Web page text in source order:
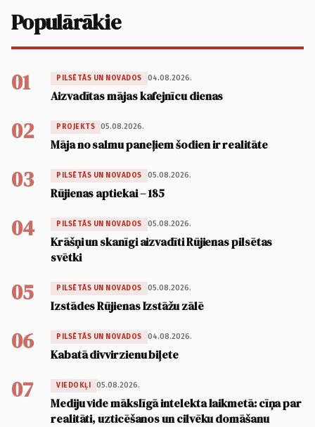
Populārākie
01 PILSĒTĀS UN NOVADOS 04.08.2026.
Aizvadītas mājas kafejnīcu dienas
02 PROJEKTS 05.08.2026.
Māja no salmu paneļiem šodien ir realitāte
03 PILSĒTĀS UN NOVADOS 05.08.2026.
Rūjienas aptiekai – 185
04 PILSĒTĀS UN NOVADOS 05.08.2026.
Krāšņi un skanīgi aizvadīti Rūjienas pilsētas
svētki
05 PILSĒTĀS UN NOVADOS 05.08.2026.
Izstādes Rūjienas Izstāžu zālē
06 PILSĒTĀS UN NOVADOS 04.08.2026.
Kabatā divvirzienu biļete
07 VIEDOKĻI 05.08.2026.
Mediju vide mākslīgā intelekta laikmetā: cīņa par
realitāti, uzticēšanos un cilvēku domāšanu